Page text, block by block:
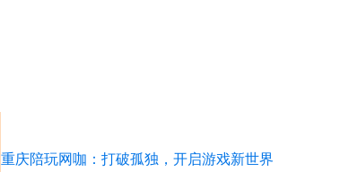
重庆陪玩网咖：打破孤独，开启游戏新世界